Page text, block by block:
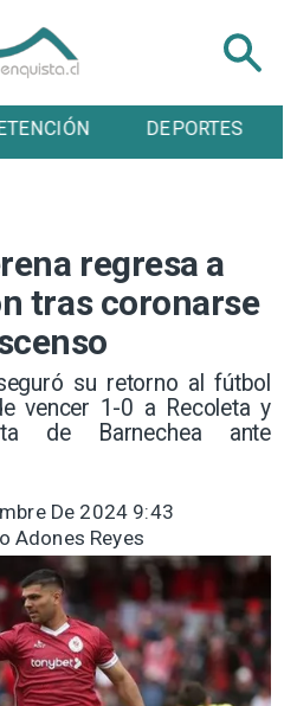
DEPORTES
regresa a
tras coronarse
su retorno al fútbol
vencer 1-0 a Recoleta y
de Barnechea ante
De 2024 9:43
Adones Reyes